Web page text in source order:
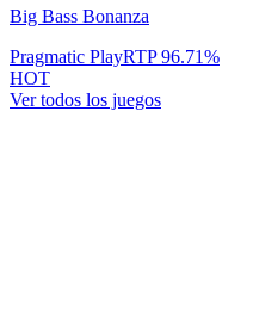
Big Bass Bonanza
Pragmatic PlayRTP96.71%
HOT
Ver todos los juegos